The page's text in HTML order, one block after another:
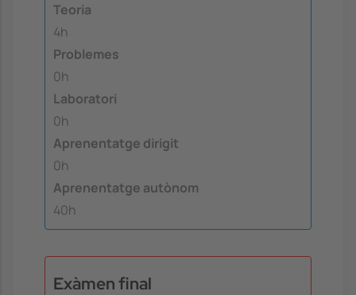
Teoria
4h
Problemes
0h
Laboratori
0h
Aprenentatge dirigit
0h
Aprenentatge autònom
40h
Exàmen final